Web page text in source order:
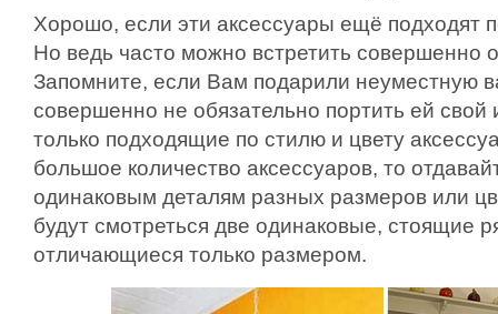
Хорошо, если эти аксессуары ещё подходят
Но ведь часто можно встретить совершенно
Запомните, если Вам подарили неуместную
совершенно не обязательно портить ей
только подходящие по стилю и цвету
большое количество аксессуаров, то
одинаковым деталям разных размеров или
будут смотреться две одинаковые, стоящие
отличающиеся только размером.